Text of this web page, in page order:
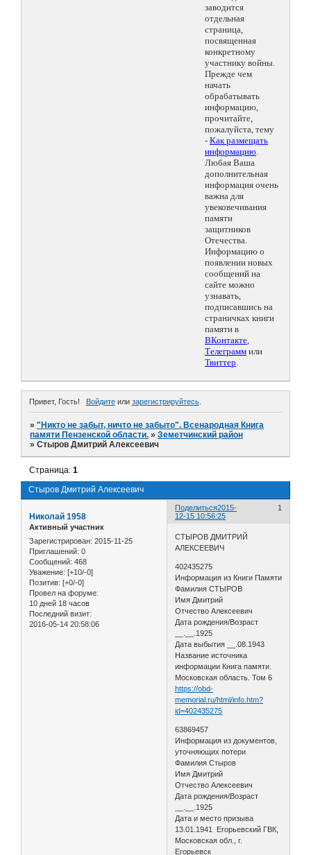
заводится
отдельная
страница,
посвященная
конкретному
участнику войны.
Прежде чем
начать
обрабатывать
информацию,
прочитайте,
пожалуйста, тему
- Как размещать
информацию.
Любая Ваша
дополнительная
информация очень
важна для
увековечивания
памяти
защитников
Отечества.
Информацию о
появлении новых
сообщений на
сайте можно
узнавать,
подписавшись на
страничках книги
памяти в
ВКонтакте,
Телеграмм или
Твиттер.
Привет, Гость! Войдитеили зарегистрируйтесь.
»"Никто не забыт, ничто не забыто". Всенародная Книга
памяти Пензенской области. »Земетчинский район
»Стыров Дмитрий Алексеевич
Стыров Дмитрий Алексеевич
Страница:1
Поделиться 1
2015-
12-15 10:56:25
Николай 1958
Активный участник
Зарегистрирован: 2015-11-25
Приглашений: 0
Сообщений: 468
Уважение: [+10/-0]
Позитив: [+0/-0]
Провел на форуме:
10 дней 18 часов
Последний визит:
2016-05-14 20:58:06
СТЫРОВ ДМИТРИЙ
АЛЕКСЕЕВИЧ
402435275
Информация из Книги Памяти
Фамилия СТЫРОВ
Имя Дмитрий
Отчество Алексеевич
Дата рождения/Возраст
__.__.1925
Дата выбытия __.08.1943
Название источника
информации Книга памяти.
Московская область. Том 6
https://obd-
memorial.ru/html/info.htm?
id=402435275
63869457
Информация из документов,
уточняющих потери
Фамилия Стыров
Имя Дмитрий
Отчество Алексеевич
Дата рождения/Возраст
__.__.1925
Дата и место призыва
13.01.1941 Егорьевский ГВК,
Московская обл., г.
Егорьевск